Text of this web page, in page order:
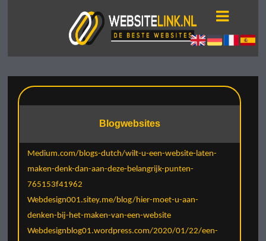
Blogwebsites
Medium.com/blogs-dutch/wilt-u-een-website-laten-
maken-denk-dan-aan-deze-belangrijk-punten-
765153f41962
Webdesign001.sitey.me/blog/hier-moet-u-aan-
denken-bij-het-maken-van-een-website
Webdesignblog01.wordpress.com/2020/01/22/een-